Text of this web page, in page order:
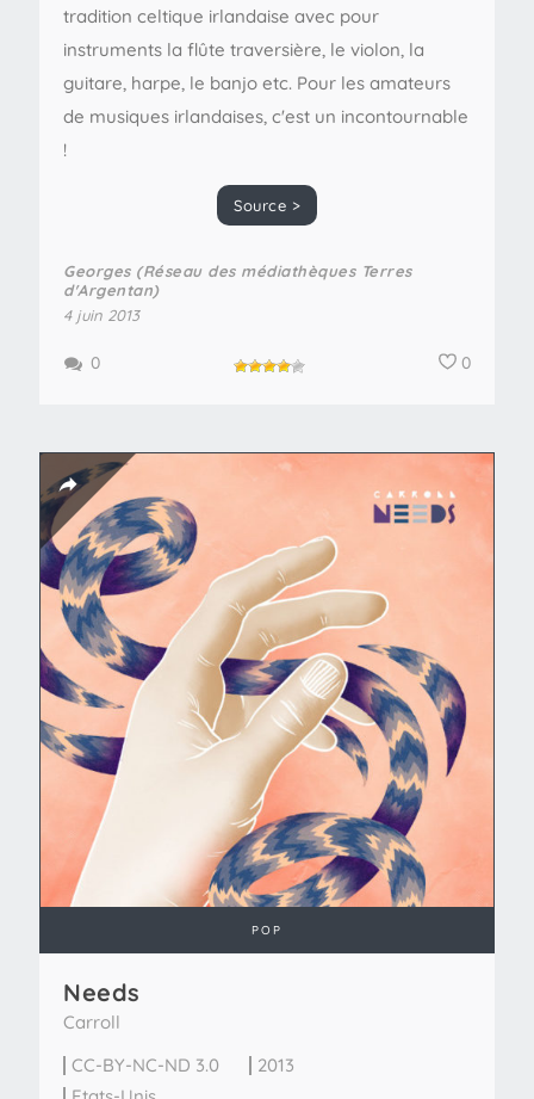
tradition celtique irlandaise avec pour
instruments la flûte traversière, le violon, la
guitare, harpe, le banjo etc. Pour les amateurs
de musiques irlandaises, c'est un incontournable
!
Source >
Georges (Réseau des médiathèques Terres
d'Argentan)
4 juin 2013
0
0
POP
Needs
Carroll
CC-BY-NC-ND 3.0
2013